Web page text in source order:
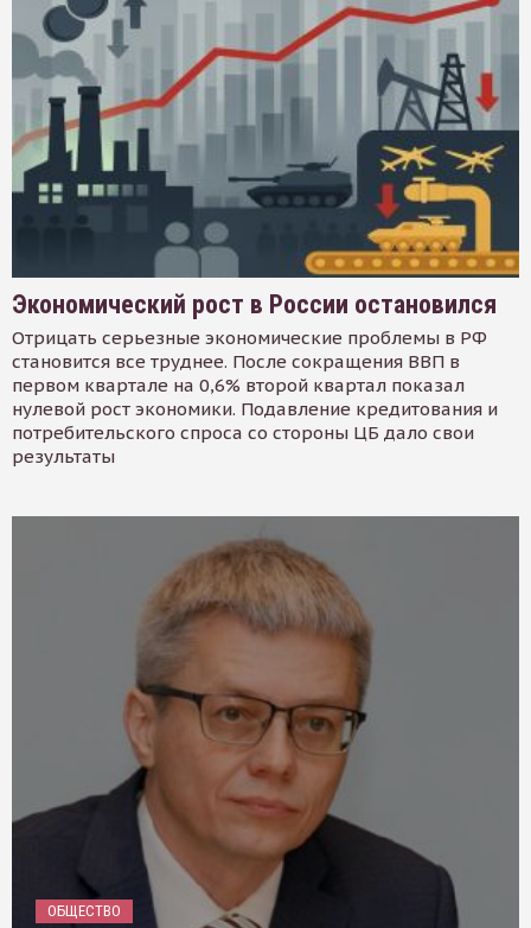
Экономический рост в России остановился
Отрицать серьезные экономические проблемы в РФ
становится все труднее. После сокращения ВВП в
первом квартале на 0,6% второй квартал показал
нулевой рост экономики. Подавление кредитования и
потребительского спроса со стороны ЦБ дало свои
результаты
ОБЩЕСТВО